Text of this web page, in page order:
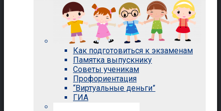
Как подготовиться к экзаменам
Памятка выпускнику
Советы ученикам
Профориентация
“Виртуальные деньги”
ГИА